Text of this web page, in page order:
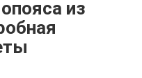
из